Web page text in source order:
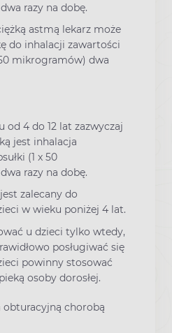
razy na dobę.
astmą lekarz może
do inhalacji zawartości
mikrogramów) dwa
od 4 do 12 lat zazwyczaj
jest inhalacja
(1 x 50
razy na dobę.
zalecany do
w wieku poniżej 4 lat.
u dzieci tylko wtedy,
posługiwać się
powinny stosować
osoby dorosłej.
obturacyjną chorobą